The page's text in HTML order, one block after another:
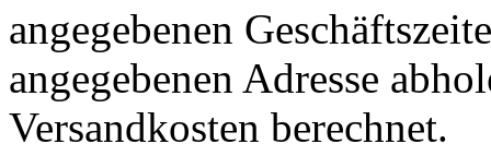
angegebenen
angegebenen Adresse
Versandkosten berechnet.